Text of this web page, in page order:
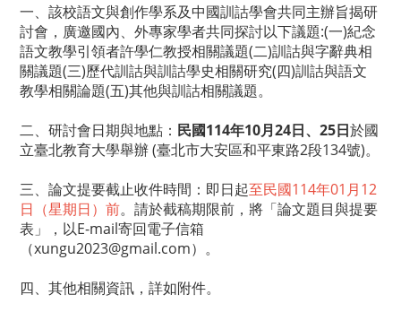
一、該校語文與創作學系及中國訓詁學會共同主辦旨揭研
討會，廣邀國內、外專家學者共同探討以下議題:(一)紀念
語文教學引領者許學仁教授相關議題(二)訓詁與字辭典相
關議題(三)歷代訓詁與訓詁學史相關研究(四)訓詁與語文
教學相關論題(五)其他與訓詁相關議題。
二、研討會日期與地點： 民國114年10月24日、25日於國
立臺北教育大學舉辦 (臺北市大安區和平東路2段134號)。
三、論文提要截止收件時間：即日起至民國114年01月12
日（星期日）前。請於截稿期限前，將「論文題目與提要
表」，以E-mail寄回電子信箱
（xungu2023@gmail.com）。
四、其他相關資訊，詳如附件。